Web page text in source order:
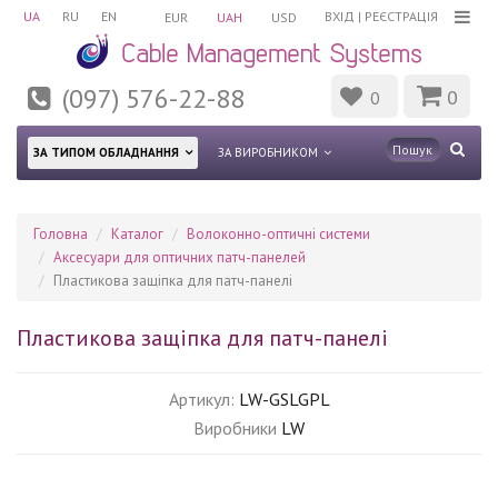
UA RU EN ВХІД | РЕЄСТРАЦІЯ
EUR UAH USD
(097) 576-22-88 0 0
ЗА ТИПОМ ОБЛАДНАННЯ ЗА ВИРОБНИКОМ
Головна Каталог
Волоконно-оптичні системи
Аксесуари для оптичних патч-панелей
Пластикова защіпка для патч-панелі
Пластикова защіпка для патч-панелі
Артикул: LW-GSLGPL
Виробники LW